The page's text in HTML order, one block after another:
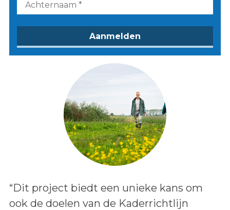
Lees het bericht:
“Dit project biedt een unieke kans om
ook de doelen van de Kaderrichtlijn